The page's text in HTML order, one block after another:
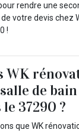
rendre une
votre devis chez
!
WK
de
37290 ?
que WK